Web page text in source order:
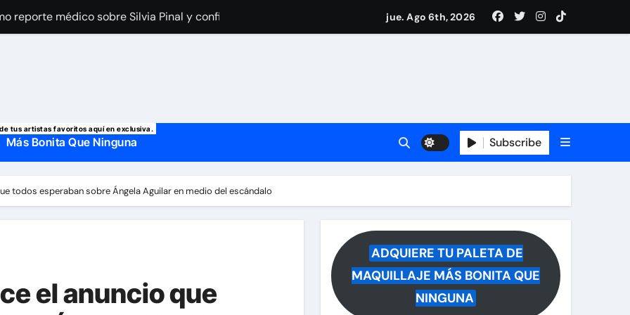
reporte médico sobre Silvia Pinal y confirma el día que saldrá del hospital
mensaje a Irina Baeva tras imágenes junto a Giovanni Medina y revela lo que muchos querían saber
la muerte de su primer esposo y su actual marido reacciona a la noticia
jue. Ago 6th, 2026
tus artistas favoritos aquí en exclusiva.
Más Bonita Que Ninguna Subscribe
todos esperaban sobre Ángela Aguilar en medio del escándalo
el anuncio que
ADQUIERE TU PALETA DE
MAQUILLAJE MÁS BONITA QUE
NINGUNA